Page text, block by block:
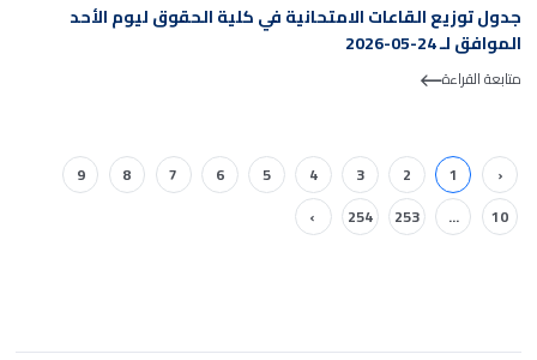
جدول توزيع القاعات الامتحانية في كلية الحقوق ليوم الأحد
الموافق لـ 24-05-2026
متابعة القراءة
‹
1
2
3
4
5
6
7
8
9
10
...
253
254
›